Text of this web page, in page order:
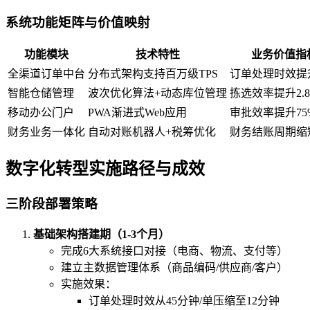
系统功能矩阵与价值映射
功能模块 技术特性
业务价值指
全渠道订单中台 分布式架构支持百万级TPS
订单处理时效提
智能仓储管理
波次优化算法+动态库位管理 拣选效率提升
移动办公门户
PWA渐进式Web应用
审批效率提升
财务业务一体化 自动对账机器人+税筹优化 财务结账周期缩
数字化转型实施路径与成效
三阶段部署策略
基础架构搭建期（1-3个月）
完成6大系统接口对接（电商、物流、支付等）
建立主数据管理体系（商品编码/供应商/客户）
实施效果：
订单处理时效从45分钟/单压缩至12分钟